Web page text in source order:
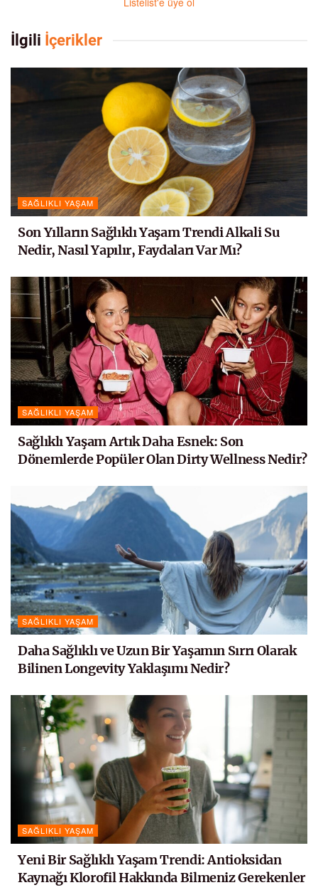
İlgili İçerikler
SAĞLIKLI YAŞAM
Son Yılların Sağlıklı Yaşam Trendi Alkali Su
Nedir, Nasıl Yapılır, Faydaları Var Mı?
SAĞLIKLI YAŞAM
Sağlıklı Yaşam Artık Daha Esnek: Son
Dönemlerde Popüler Olan Dirty Wellness Nedir?
SAĞLIKLI YAŞAM
Daha Sağlıklı ve Uzun Bir Yaşamın Sırrı Olarak
Bilinen Longevity Yaklaşımı Nedir?
SAĞLIKLI YAŞAM
Yeni Bir Sağlıklı Yaşam Trendi: Antioksidan
Kaynağı Klorofil Hakkında Bilmeniz Gerekenler